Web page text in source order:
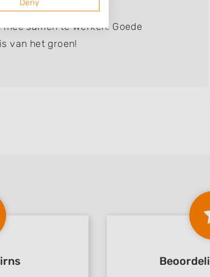
samen te werken. Goede
van het groen!
Deny